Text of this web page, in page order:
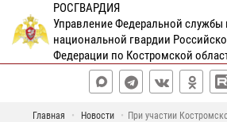
РОСГВАРДИЯ
Управление Федеральной службы
национальной гвардии
Федерации по Костромской
Главная Новости
При участии